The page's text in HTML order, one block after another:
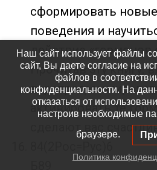
сформировать
поведения и
действие «гормонов
Прочитав эту книгу,
активировать те
сделают вас
Наш сайт использует файлы
сайт, Вы даете согласие на
файлов в
конфиденциальности. На
отказаться от
настроив необходимые
браузере.
Политика